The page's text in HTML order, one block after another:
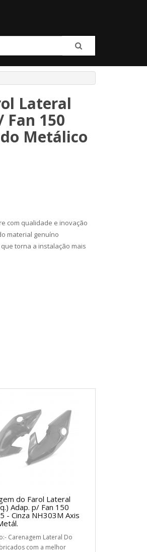
Lateral
Fan 150
Metálico
com qualidade e inovação
material genuíno
torna a instalação mais
do Farol Lateral
Adap. p/ Fan 150
- Cinza NH303M Axis
Carenagem Lateral Do
com a melhor